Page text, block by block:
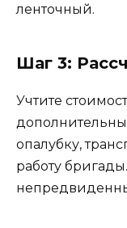
ленточный.
Шаг 3:
Учтите
опалубку,
работу